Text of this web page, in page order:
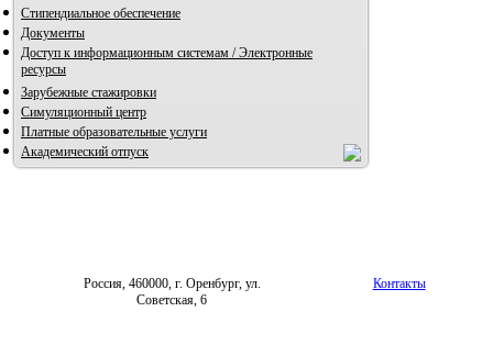
Стипендиальное обеспечение
Документы
Доступ к информационным системам / Электронные
ресурсы
Зарубежные стажировки
Симуляционный центр
Платные образовательные услуги
Академический отпуск
Россия, 460000, г. Оренбург, ул.
Советская, 6
Контакты